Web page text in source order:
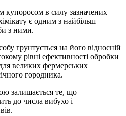
купоросом в силу зазначених
є одним з найбільш
з ними.
грунтується на його відносній
рівні ефективності обробки
великих фермерських
городника.
залишається те, що
до числа вибухо і